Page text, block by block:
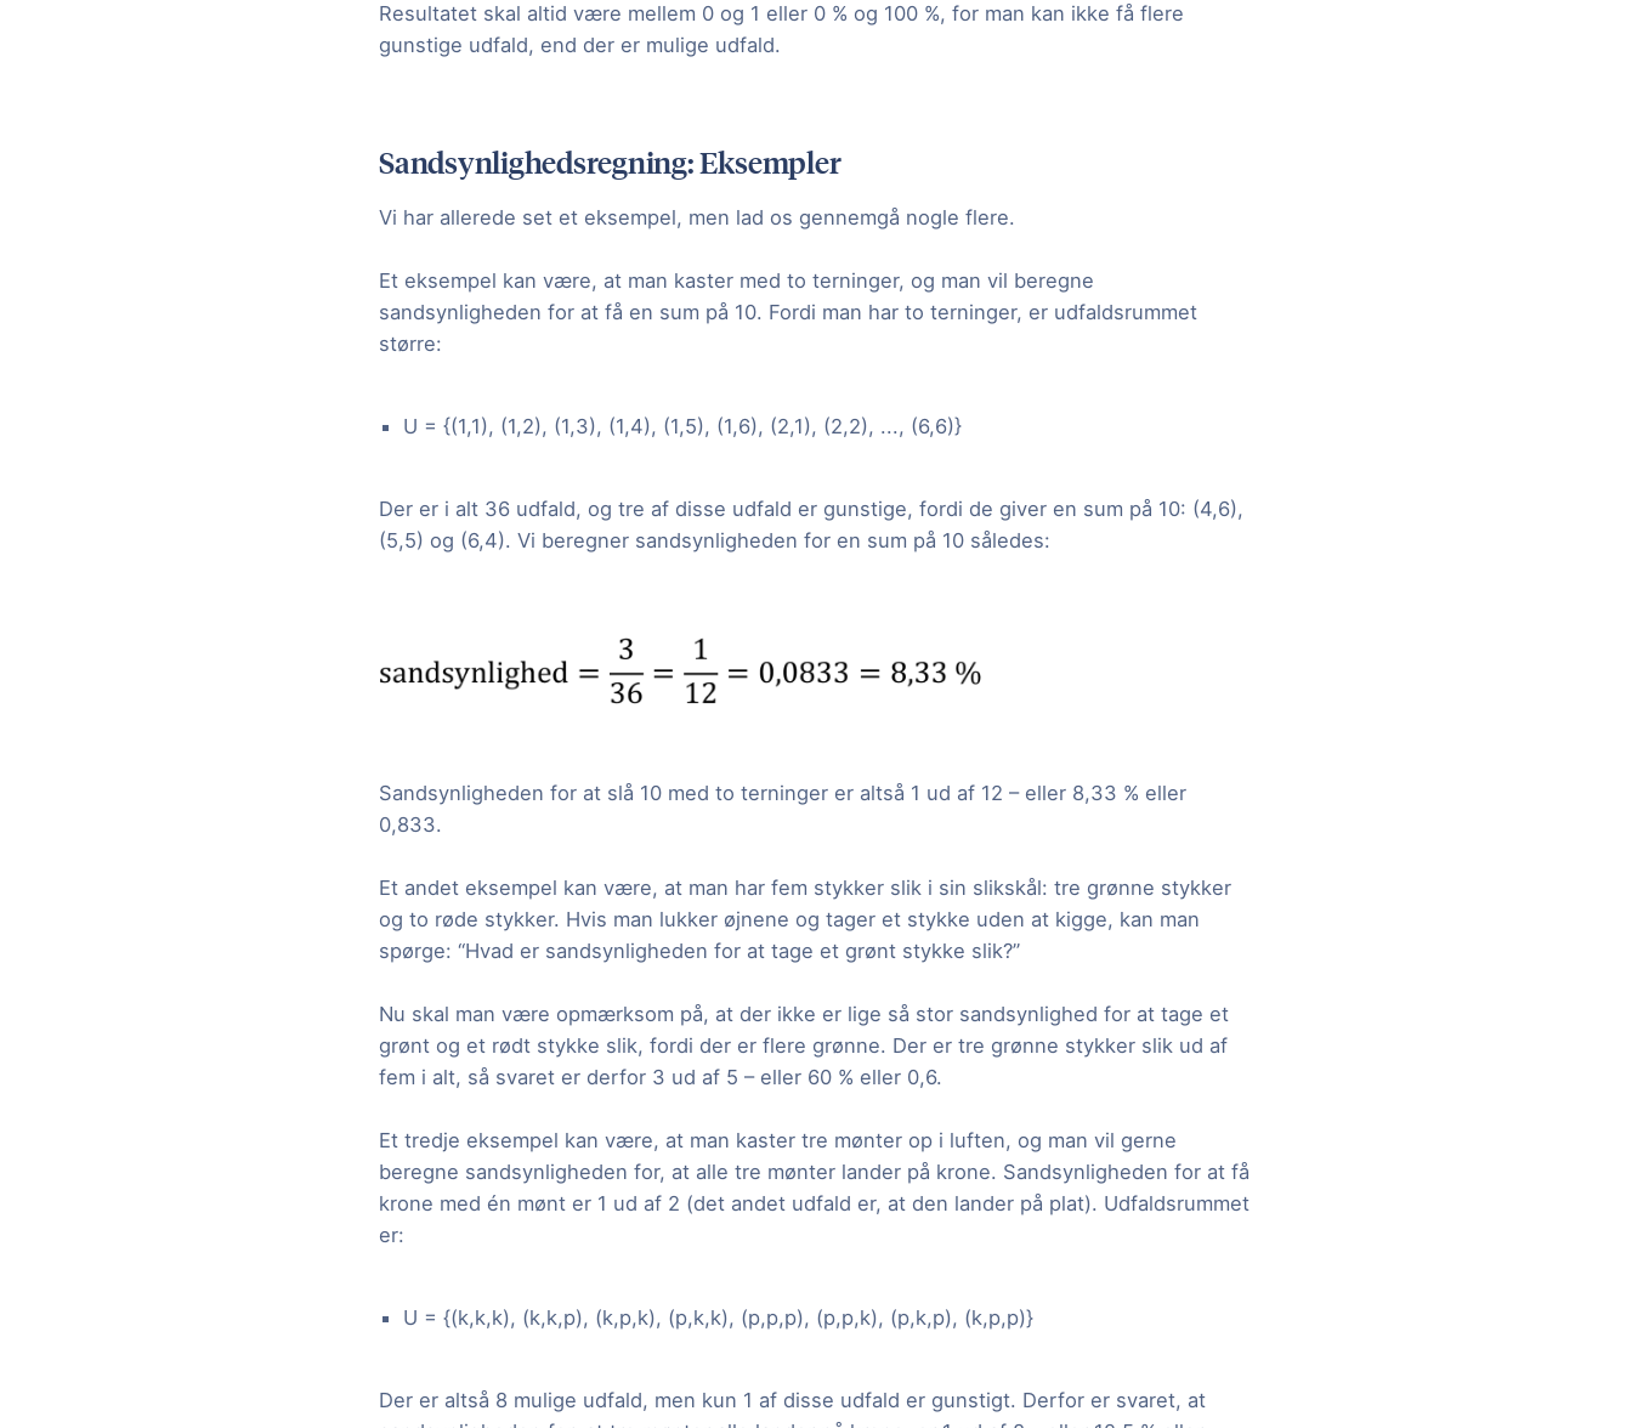
Resultatet skal altid være mellem 0 og 1 eller 0 % og 100 %, for man kan ikke få flere
gunstige udfald, end der er mulige udfald.
Sandsynlighedsregning: Eksempler
Vi har allerede set et eksempel, men lad os gennemgå nogle flere.
Et eksempel kan være, at man kaster med to terninger, og man vil beregne
sandsynligheden for at få en sum på 10. Fordi man har to terninger, er udfaldsrummet
større:
U = {(1,1), (1,2), (1,3), (1,4), (1,5), (1,6), (2,1), (2,2), ..., (6,6)}
Der er i alt 36 udfald, og tre af disse udfald er gunstige, fordi de giver en sum på 10: (4,6),
(5,5) og (6,4). Vi beregner sandsynligheden for en sum på 10 således:
Sandsynligheden for at slå 10 med to terninger er altså 1 ud af 12 – eller 8,33 % eller
0,833.
Et andet eksempel kan være, at man har fem stykker slik i sin slikskål: tre grønne stykker
og to røde stykker. Hvis man lukker øjnene og tager et stykke uden at kigge, kan man
spørge: “Hvad er sandsynligheden for at tage et grønt stykke slik?”
Nu skal man være opmærksom på, at der ikke er lige så stor sandsynlighed for at tage et
grønt og et rødt stykke slik, fordi der er flere grønne. Der er tre grønne stykker slik ud af
fem i alt, så svaret er derfor 3 ud af 5 – eller 60 % eller 0,6.
Et tredje eksempel kan være, at man kaster tre mønter op i luften, og man vil gerne
beregne sandsynligheden for, at alle tre mønter lander på krone. Sandsynligheden for at få
krone med én mønt er 1 ud af 2 (det andet udfald er, at den lander på plat). Udfaldsrummet
er:
U = {(k,k,k), (k,k,p), (k,p,k), (p,k,k), (p,p,p), (p,p,k), (p,k,p), (k,p,p)}
Der er altså 8 mulige udfald, men kun 1 af disse udfald er gunstigt. Derfor er svaret, at